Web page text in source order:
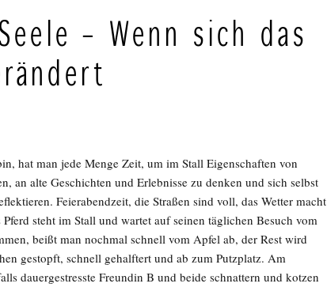
– Wenn sich das
hat man jede Menge Zeit, um im Stall Eigenschaften von
an alte Geschichten und Erlebnisse zu denken und sich selbst
Feierabendzeit, die Straßen sind voll, das Wetter macht
steht im Stall und wartet auf seinen täglichen Besuch vom
beißt man nochmal schnell vom Apfel ab, der Rest wird
gestopft, schnell gehalftert und ab zum Putzplatz. Am
dauergestresste Freundin B und beide schnattern und kotzen